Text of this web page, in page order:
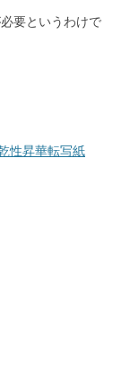
要というわけで
性昇華転写紙